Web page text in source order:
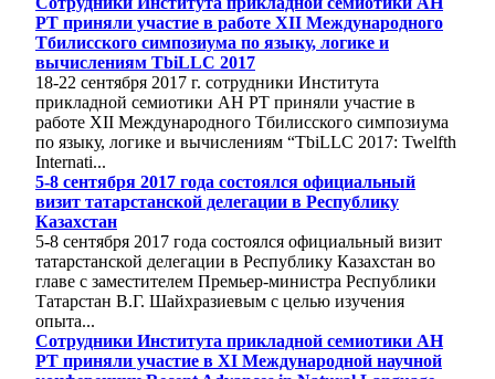
РТ приняли участие в работе XII Международного
Тбилисского симпозиума по языку, логике и
вычислениям TbiLLC 2017
18-22 сентября 2017 г. сотрудники Института
прикладной семиотики АН РТ приняли участие в
работе XII Международного Тбилисского симпозиума
по языку, логике и вычислениям “TbiLLC 2017: Twelfth
Internati...
5-8 сентября 2017 года состоялся официальный
визит татарстанской делегации в Республику
Казахстан
5-8 сентября 2017 года состоялся официальный визит
татарстанской делегации в Республику Казахстан во
главе с заместителем Премьер-министра Республики
Татарстан В.Г. Шайхразиевым с целью изучения
опыта...
Cотрудники Института прикладной семиотики АН
РТ приняли участие в XI Международной научной